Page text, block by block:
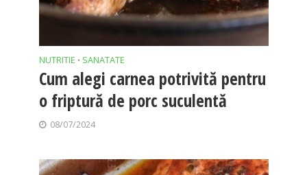
NUTRITIE • SANATATE
Cum alegi carnea potrivită pentru
o friptură de porc suculentă
08/07/2024